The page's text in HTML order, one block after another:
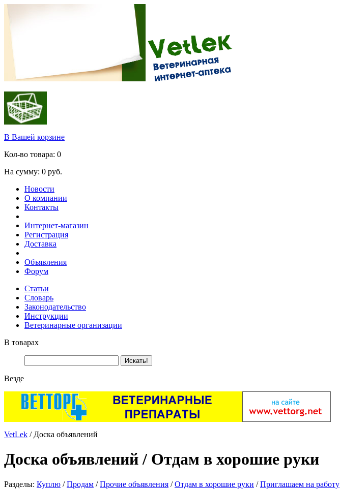
В Вашей корзине
Кол-во товара: 0
На сумму: 0 руб.
Новости
О компании
Контакты
Интернет-магазин
Регистрация
Доставка
Объявления
Форум
Статьи
Словарь
Законодательство
Инструкции
Ветеринарные организации
В товарах
Везде
VetLek / Доска объявлений
Доска объявлений / Отдам в хорошие руки
Разделы: Куплю /Продам /Прочие объявления /Отдам в хорошие руки /Приглашаем на работу